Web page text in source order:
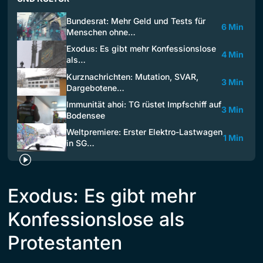
Bundesrat: Mehr Geld und Tests für
Menschen ohne…
6 Min
Exodus: Es gibt mehr Konfessionslose
als…
4 Min
Kurznachrichten: Mutation, SVAR,
Dargebotene…
3 Min
Immunität ahoi: TG rüstet Impfschiff auf
Bodensee
3 Min
Weltpremiere: Erster Elektro-Lastwagen
in SG…
1 Min
Exodus: Es gibt mehr
Konfessionslose als
Protestanten